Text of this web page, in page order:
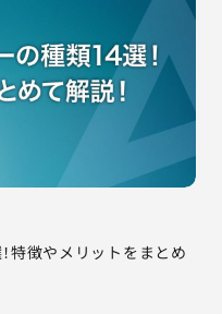
特徴やメリットをまとめ